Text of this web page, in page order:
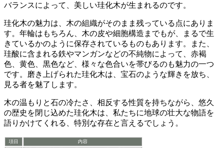
バランスによって、美しい珪化木が生まれるのです。
珪化木の魅力は、 木の組織がそのまま残っている 点にありま
す。年輪はもちろん、木の皮や細胞構造までもが、まるで生
きているかのように保存されているものもあります。また、
珪酸に含まれる鉄やマンガンなどの不純物によって、赤褐
色、黄色、黒色など、 様々な色合いを帯びるのも魅力の一つ
です。磨き上げられた珪化木は、宝石のような輝きを放ち、
見る者を魅了します。
木の温もりと石の冷たさ、相反する性質を持ちながら、 悠久
の歴史を閉じ込めた珪化木は、私たちに地球の壮大な物語を
語りかけてくれる、特別な存在と言えるでしょう。
項目 内容